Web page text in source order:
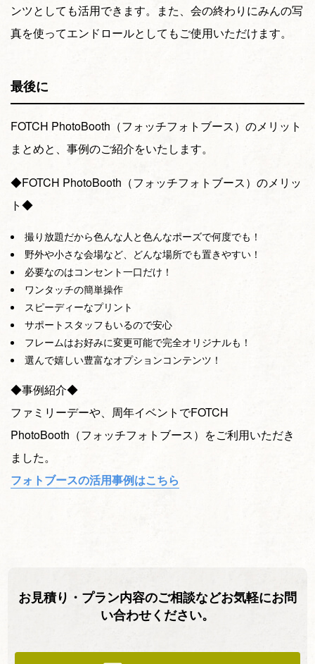
ンツとしても活用できます。また、会の終わりにみんの写
真を使ってエンドロールとしてもご使用いただけます。
最後に
FOTCH PhotoBooth（フォッチフォトブース）のメリット
まとめと、事例のご紹介をいたします。
◆FOTCH PhotoBooth（フォッチフォトブース）のメリッ
ト◆
撮り放題だから色んな人と色んなポーズで何度でも！
野外や小さな会場など、どんな場所でも置きやすい！
必要なのはコンセント一口だけ！
ワンタッチの簡単操作
スピーディーなプリント
サポートスタッフもいるので安心
フレームはお好みに変更可能で完全オリジナルも！
選んで嬉しい豊富なオプションコンテンツ！
◆事例紹介◆
ファミリーデーや、周年イベントでFOTCH
PhotoBooth（フォッチフォトブース）をご利用いただき
ました。
フォトブースの活用事例はこちら
お見積り・プラン内容のご相談などお気軽にお問
い合わせください。